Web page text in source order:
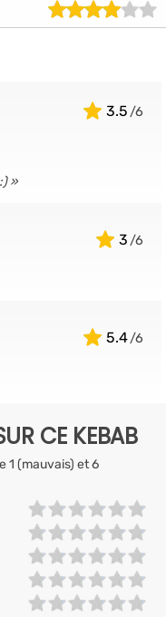
3.5
3
5.4
CE KEBAB
1 (mauvais) et 6